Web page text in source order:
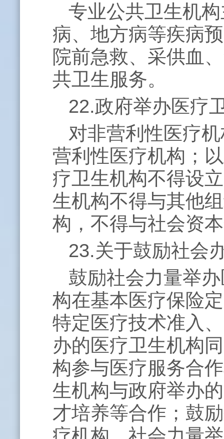
专业公共卫生机
病、地方病等疾病
院前急救、采供血
共卫生服务。
22.政府举办医疗
对非营利性医疗
营利性医疗机构；
疗卫生机构不得设
生机构不得与其他
构，不得与社会资
23.关于鼓励社会
鼓励社会力量举
构在基本医疗保险
特定医疗技术准入
办的医疗卫生机构
构参与医疗服务合
生机构与政府举办
才培养等合作；鼓